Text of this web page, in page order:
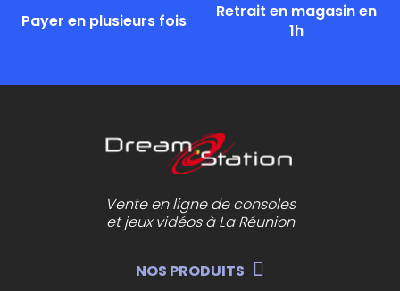
Payer en plusieurs fois
Retrait en magasin en
1h
Vente en ligne de consoles
et jeux vidéos à La Réunion
NOS PRODUITS